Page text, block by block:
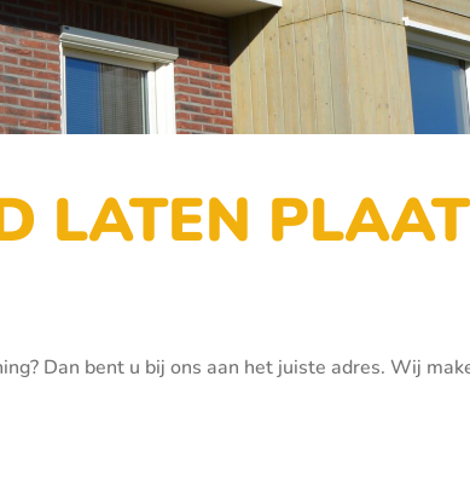
LATEN
Dan bent u bij ons aan het juiste adres. Wij